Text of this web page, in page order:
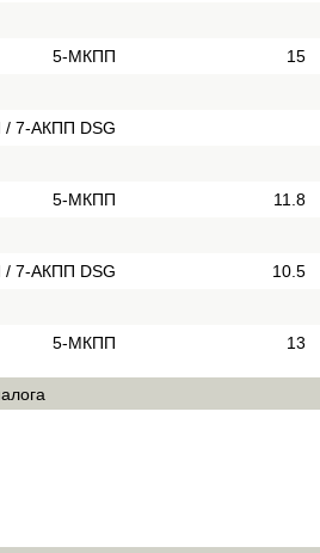
5-МКПП 15
7-АКПП DSG
5-МКПП 11.8
7-АКПП DSG 10.5
5-МКПП 13